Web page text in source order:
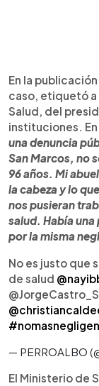
En la
caso, etiquetó
Salud, del
instituciones.
una denuncia
San Marcos, no
96 años. Mi
la cabeza y lo
nos pusieran
salud. Había
por la misma
No es justo que
de salud
— PERROALBO
El Ministerio de